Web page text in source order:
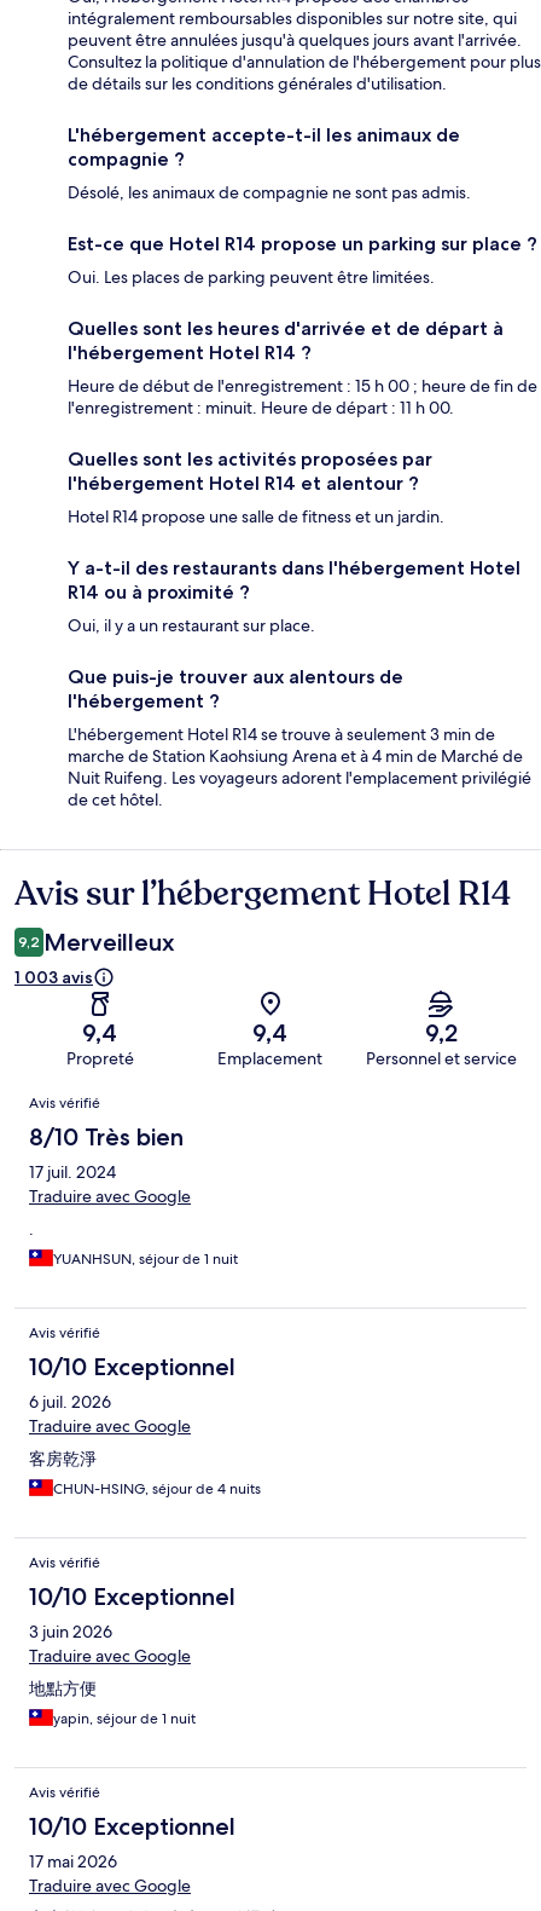
intégralement remboursables disponibles sur notre site, qui
peuvent être annulées jusqu'à quelques jours avant l'arrivée.
Consultez la politique d'annulation de l'hébergement pour plus
de détails sur les conditions générales d'utilisation.
L'hébergement accepte-t-il les animaux de
compagnie ?
Désolé, les animaux de compagnie ne sont pas admis.
Est-ce que Hotel R14 propose un parking sur place ?
Oui. Les places de parking peuvent être limitées.
Quelles sont les heures d'arrivée et de départ à
l'hébergement Hotel R14 ?
Heure de début de l'enregistrement : 15 h 00 ; heure de fin de
l'enregistrement : minuit. Heure de départ : 11 h 00.
Quelles sont les activités proposées par
l'hébergement Hotel R14 et alentour ?
Hotel R14 propose une salle de fitness et un jardin.
Y a-t-il des restaurants dans l'hébergement Hotel
R14 ou à proximité ?
Oui, il y a un restaurant sur place.
Que puis-je trouver aux alentours de
l'hébergement ?
L'hébergement Hotel R14 se trouve à seulement 3 min de
marche de Station Kaohsiung Arena et à 4 min de Marché de
Nuit Ruifeng. Les voyageurs adorent l'emplacement privilégié
de cet hôtel.
Avis
Avis sur l’hébergement Hotel R14
9,2 Merveilleux
1 003 avis
9,4
Propreté
9,4
Emplacement
9,2
Personnel et service
Avis
Avis vérifié
8/10 Très bien
17 juil. 2024
Traduire avec Google
.
YUANHSUN, séjour de 1 nuit
Avis vérifié
10/10 Exceptionnel
6 juil. 2026
Traduire avec Google
客房乾淨
CHUN-HSING, séjour de 4 nuits
Avis vérifié
10/10 Exceptionnel
3 juin 2026
Traduire avec Google
地點方便
yapin, séjour de 1 nuit
Avis vérifié
10/10 Exceptionnel
17 mai 2026
Traduire avec Google